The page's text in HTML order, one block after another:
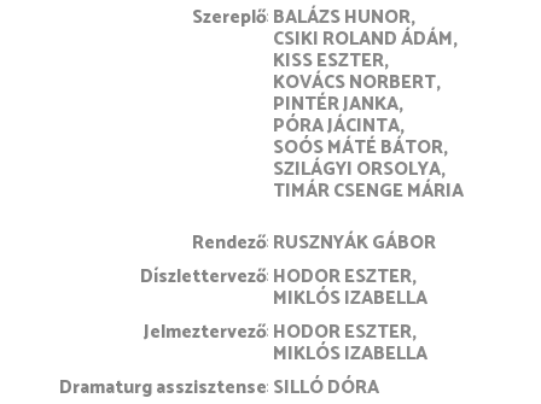
Szereplő BALÁZS HUNOR
CSIKI ROLAND ÁDÁM
KISS ESZTER
KOVÁCS NORBERT
PINTÉR JANKA
PÓRA JÁCINTA
SOÓS MÁTÉ BÁTOR
SZILÁGYI ORSOLYA
TIMÁR CSENGE MÁRIA
rendező RUSZNYÁK GÁBOR
díszlettervező HODOR ESZTER
MIKLÓS IZABELLA
jelmeztervező HODOR ESZTER
MIKLÓS IZABELLA
dramaturg asszisztense SILLÓ DÓRA